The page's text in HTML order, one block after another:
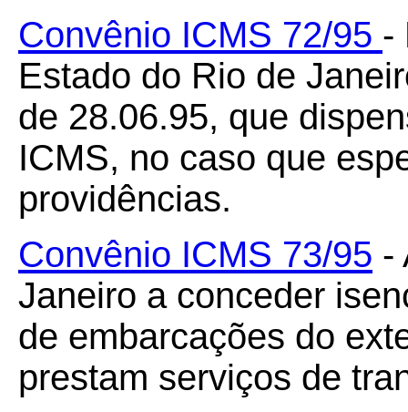
Convênio ICMS 72/95 -
Estado do Rio de
de 28.06.95, que
ICMS, no caso que
providências.
Convênio ICMS 73/95 -
Janeiro a conceder
de embarcações do
prestam serviços de